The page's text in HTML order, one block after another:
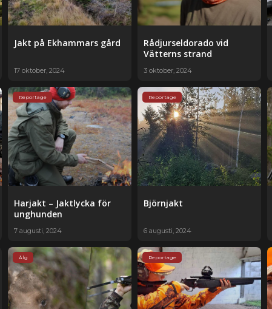
Jakt på Ekhammars gård
17 oktober, 2024
Rådjurseldorado vid
Vätterns strand
3 oktober, 2024
Reportage
Harjakt – Jaktlycka för
unghunden
7 augusti, 2024
Reportage
Björnjakt
6 augusti, 2024
Älg Reportage